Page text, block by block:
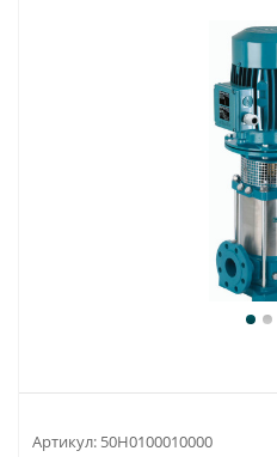
Артикул: 50H0100010000